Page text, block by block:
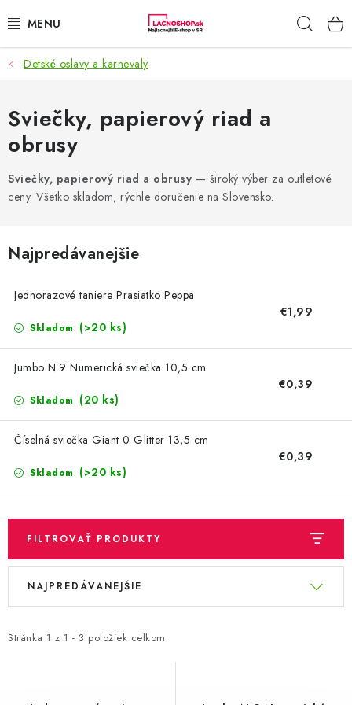
na
NAŠE AKCIE!
NAŠE NOVINKY!
POTRAVINY
DOMÁCNOSŤ
OBLEČENIE A MÓDA
TOTÁLNA LIKVIDÁCIA
CHOVATEĽSKÉ POTREBY
ŠPORT A OUTDOOR
DROGÉRIA A KOZMETIKA
PRE DETI
PRODUKTY HISTORICKE BEZ ZASOBY
Detské oslavy a karnevaly
Sviečky, papierový riad a
obrusy
Sviečky, papierový riad a obrusy — široký výber za outletové
ceny. Všetko skladom, rýchle doručenie na Slovensko.
Najpredávanejšie
Jednorazové taniere Prasiatko Peppa
Skladom (>20 ks)
€1,99
Jumbo N.9 Numerická sviečka 10,5 cm
Skladom (20 ks)
€0,39
Číselná sviečka Giant 0 Glitter 13,5 cm
Skladom (>20 ks)
€0,39
FILTROVAŤ PRODUKTY
V
i
Stránka 1 z 1 - 3 položiek celkom
R
e
NAJPREDÁVANEJŠIE